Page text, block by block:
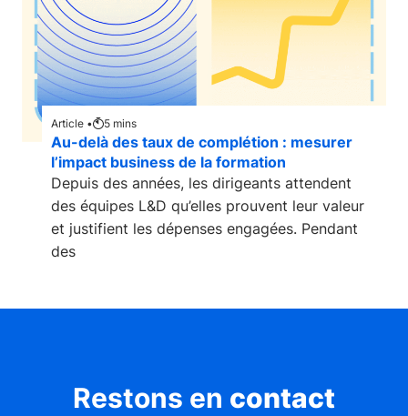
Article • 5 mins
Au-delà des taux de complétion : mesurer
l’impact business de la formation
Depuis des années, les dirigeants attendent
des équipes L&D qu’elles prouvent leur valeur
et justifient les dépenses engagées. Pendant
des
Restons en contact